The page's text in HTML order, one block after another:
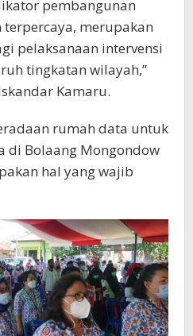
pembangunan
merupakan
pelaksanaan intervensi
tingkatan wilayah,”
Kamaru.
rumah data untuk
di Bolaang Mongondow
hal yang wajib